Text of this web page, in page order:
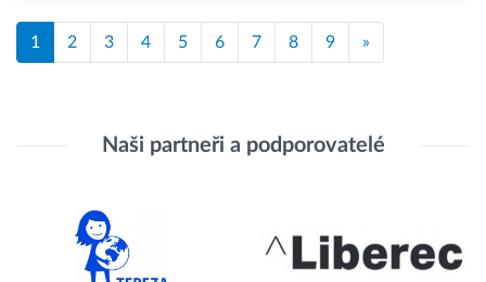
1 2 3 4 5 6 7 8 9 »
Naši partneři a podporovatelé